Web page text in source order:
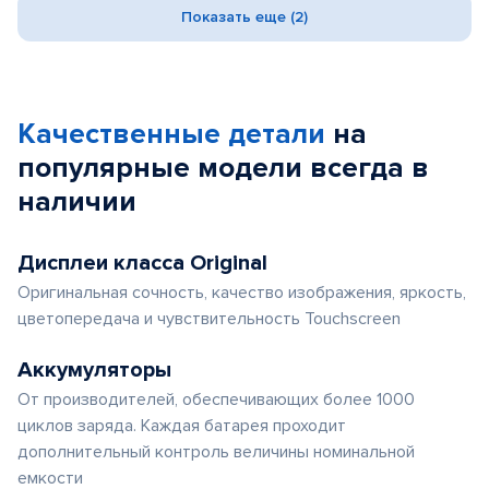
Показать еще (2)
Качественные детали на
популярные модели всегда в
наличии
Дисплеи класса Original
Оригинальная сочность, качество изображения, яркость,
цветопередача и чувствительность Touchscreen
Аккумуляторы
От производителей, обеспечивающих более 1000
циклов заряда. Каждая батарея проходит
дополнительный контроль величины номинальной
емкости